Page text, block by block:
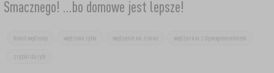
Smacznego! ...bo domowe jest lepsze!
łosoś wędzony wędzona ryba wędzenie na zimno wędzarnia z dymogeneratorem
zrębki do ryb